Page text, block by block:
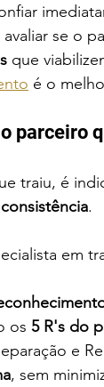
se o
que
é o
parceiro
traiu, é
.
em
os 5 R's do
e
, sem